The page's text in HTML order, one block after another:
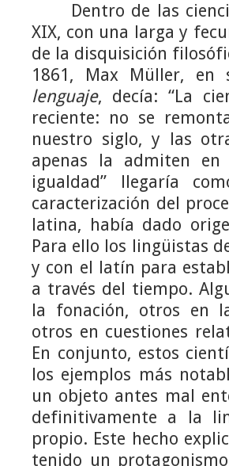
Dentro de las
XIX, con una larga y
de la disquisición
1861, Max Müller, en
lenguaje, decía: “La
reciente: no se
nuestro siglo, y las
apenas la admiten
igualdad” llegaría
caracterización del
latina, había dado
Para ello los lingüistas
y con el latín para
a través del tiempo.
la fonación, otros en
otros en cuestiones
En conjunto, estos
los ejemplos más
un objeto antes mal
definitivamente a la
propio. Este hecho
tenido un